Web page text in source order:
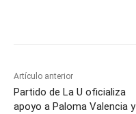
Artículo anterior
Partido de La U oficializa
apoyo a Paloma Valencia y